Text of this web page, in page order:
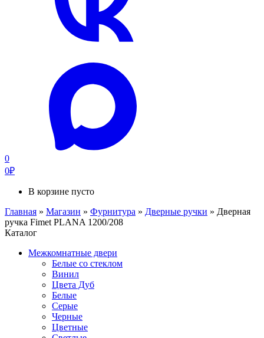
0
0₽
В корзине пусто
Главная » Магазин » Фурнитура » Дверные ручки » Дверная
ручка Fimet PLANA 1200/208
Каталог
Межкомнатные двери
Белые со стеклом
Винил
Цвета Дуб
Белые
Серые
Черные
Цветные